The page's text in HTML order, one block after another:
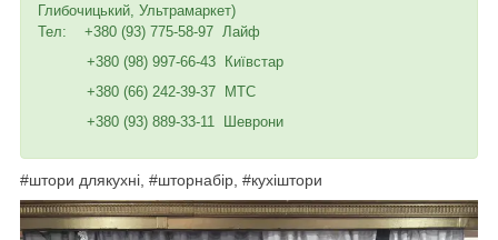
Глибочицький, Ультрамаркет)
Тел: +380 (93) 775-58-97 Лайф
+380 (98) 997-66-43 Київстар
+380 (66) 242-39-37 МТС
+380 (93) 889-33-11 Шеврони
#штори длякухні, #шторнабір, #кухіштори